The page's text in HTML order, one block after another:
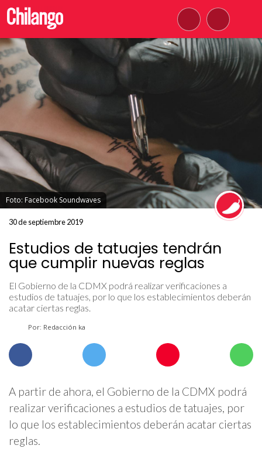
Foto: Facebook Soundwaves
30 de septiembre 2019
Estudios de tatuajes tendrán
que cumplir nuevas reglas
El Gobierno de la CDMX podrá realizar verificaciones a
estudios de tatuajes, por lo que los establecimientos deberán
acatar ciertas reglas.
Por: Redacción ka
A partir de ahora, el Gobierno de la CDMX podrá
realizar verificaciones a estudios de tatuajes, por
lo que los establecimientos deberán acatar ciertas
reglas.